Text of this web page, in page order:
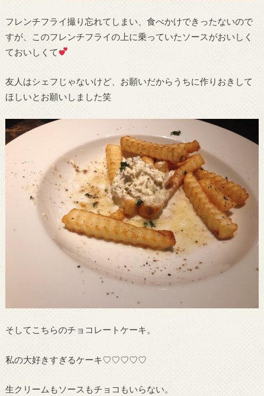
フレンチフライ撮り忘れてしまい、食べかけできったないので
すが、このフレンチフライの上に乗っていたソースがおいしく
ておいしくて
友人はシェフじゃないけど、お願いだからうちに作りおきして
ほしいとお願いしました笑
そしてこちらのチョコレートケーキ。
私の大好きすぎるケーキ♡♡♡♡♡
生クリームもソースもチョコもいらない。